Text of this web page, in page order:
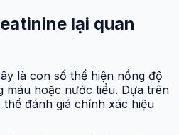
lại quan
là con số thể hiện nồng độ
máu hoặc nước tiểu. Dựa trên
đánh giá chính xác hiệu